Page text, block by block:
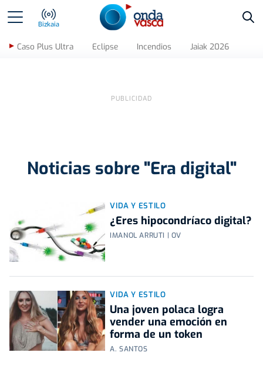
Bizkaia
Caso Plus Ultra Eclipse Incendios Jaiak 2026
Noticias sobre "Era digital"
VIDA Y ESTILO
¿Eres hipocondríaco digital?
IMANOL ARRUTI | OV
VIDA Y ESTILO
Una joven polaca logra
vender una emoción en
forma de un token
A. SANTOS